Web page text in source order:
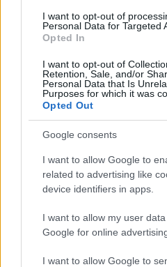
I want to opt-out of
Personal Data for Targeted
Opted In
I want to opt-out of
Retention, Sale, and/or
Personal Data that Is
Purposes for which it was
Opted Out
Google consents
I want to allow Google to
related to advertising like
device identifiers in apps.
I want to allow my user
Google for online
I want to allow Google to